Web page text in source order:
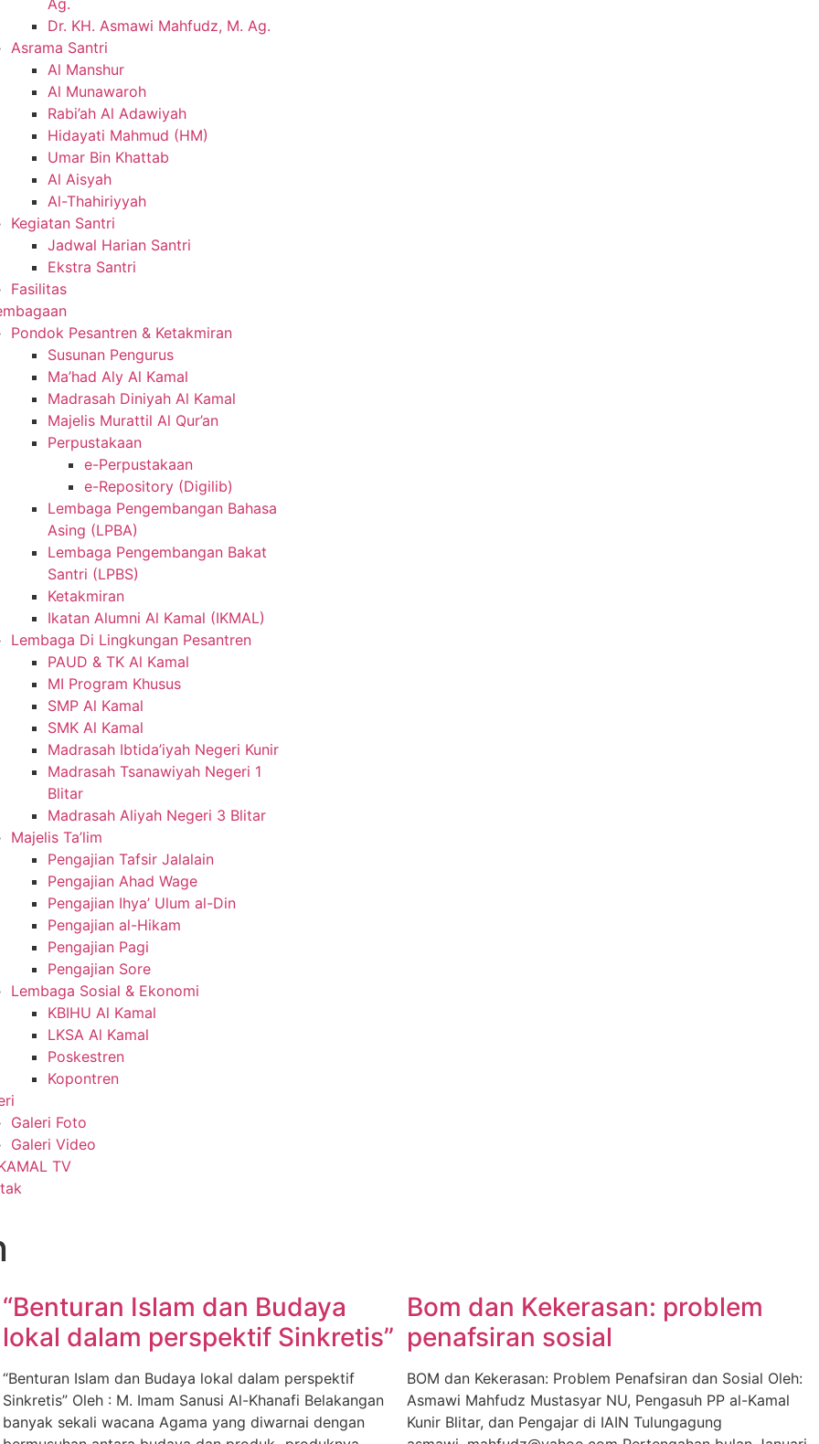
Ag.
Dr. KH. Asmawi Mahfudz, M. Ag.
Asrama Santri
Al Manshur
Al Munawaroh
Rabi’ah Al Adawiyah
Hidayati Mahmud (HM)
Umar Bin Khattab
Al Aisyah
Al-Thahiriyyah
Kegiatan Santri
Jadwal Harian Santri
Ekstra Santri
Fasilitas
Pondok Pesantren & Ketakmiran
Susunan Pengurus
Ma’had Aly Al Kamal
Madrasah Diniyah Al Kamal
Majelis Murattil Al Qur’an
Perpustakaan
e-Perpustakaan
e-Repository (Digilib)
Lembaga Pengembangan Bahasa
Asing (LPBA)
Lembaga Pengembangan Bakat
Santri (LPBS)
Ketakmiran
Ikatan Alumni Al Kamal (IKMAL)
Lembaga Di Lingkungan Pesantren
PAUD & TK Al Kamal
MI Program Khusus
SMP Al Kamal
SMK Al Kamal
Madrasah Ibtida’iyah Negeri Kunir
Madrasah Tsanawiyah Negeri 1
Blitar
Madrasah Aliyah Negeri 3 Blitar
Majelis Ta’lim
Pengajian Tafsir Jalalain
Pengajian Ahad Wage
Pengajian Ihya’ Ulum al-Din
Pengajian al-Hikam
Pengajian Pagi
Pengajian Sore
Lembaga Sosial & Ekonomi
KBIHU Al Kamal
LKSA Al Kamal
Poskestren
Kopontren
Galeri Foto
Galeri Video
TV
“Benturan Islam dan Budaya
lokal dalam perspektif Sinkretis”
“Benturan Islam dan Budaya lokal dalam perspektif
Sinkretis” Oleh : M. Imam Sanusi Al-Khanafi Belakangan
banyak sekali wacana Agama yang diwarnai dengan
Bom dan Kekerasan: problem
penafsiran sosial
BOM dan Kekerasan: Problem Penafsiran dan Sosial Oleh:
Asmawi Mahfudz Mustasyar NU, Pengasuh PP al-Kamal
Kunir Blitar, dan Pengajar di IAIN Tulungagung